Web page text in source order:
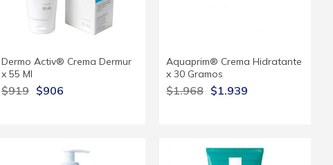
Dermo Activ® Crema Dermur
x 55 Ml
$906
$919
Aquaprim® Crema Hidratante
x 30 Gramos
$1.939
$1.968